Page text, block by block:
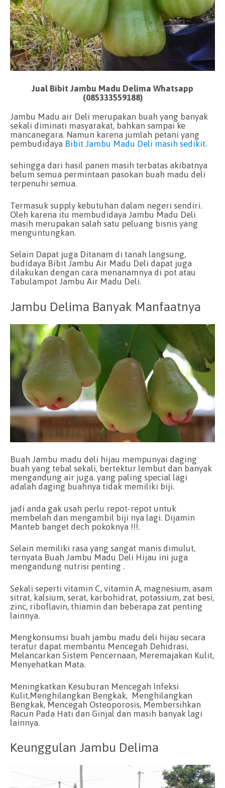
Jual Bibit Jambu Madu Delima Whatsapp
(085333559188)
Jambu Madu air Deli merupakan buah yang banyak
sekali diminati masyarakat, bahkan sampai ke
mancanegara. Namun karena jumlah petani yang
pembudidaya Bibit Jambu Madu Deli masih sedikit.
sehingga dari hasil panen masih terbatas akibatnya
belum semua permintaan pasokan buah madu deli
terpenuhi semua.
Termasuk supply kebutuhan dalam negeri sendiri.
Oleh karena itu membudidaya Jambu Madu Deli
masih merupakan salah satu peluang bisnis yang
menguntungkan.
Selain Dapat juga Ditanam di tanah langsung,
budidaya Bibit Jambu Air Madu Deli dapat juga
dilakukan dengan cara menanamnya di pot atau
Tabulampot Jambu Air Madu Deli.
Jambu Delima Banyak Manfaatnya
Buah Jambu madu deli hijau mempunyai daging
buah yang tebal sekali, bertektur lembut dan banyak
mengandung air juga. yang paling special lagi
adalah daging buahnya tidak memiliki biji.
jadi anda gak usah perlu repot-repot untuk
membelah dan mengambil biji nya lagi. Dijamin
Manteb banget dech pokoknya !!!.
Selain memiliki rasa yang sangat manis dimulut,
ternyata Buah Jambu Madu Deli Hijau ini juga
mengandung nutrisi penting .
Sekali seperti vitamin C, vitamin A, magnesium, asam
sitrat, kalsium, serat, karbohidrat, potassium, zat besi,
zinc, riboflavin, thiamin dan beberapa zat penting
lainnya.
Mengkonsumsi buah jambu madu deli hijau secara
teratur dapat membantu Mencegah Dehidrasi,
Melancarkan Sistem Pencernaan, Meremajakan Kulit,
Menyehatkan Mata.
Meningkatkan Kesuburan Mencegah Infeksi
Kulit,Menghilangkan Bengkak, Menghilangkan
Bengkak, Mencegah Osteoporosis, Membersihkan
Racun Pada Hati dan Ginjal dan masih banyak lagi
lainnya.
Keunggulan Jambu Delima